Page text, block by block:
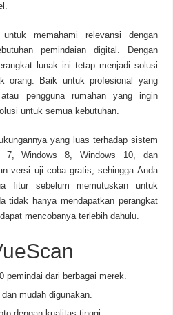
memahami relevansi dengan
pemindaian digital. Dengan
lunak ini tetap menjadi solusi
orang. Baik untuk profesional yang
pengguna rumahan yang ingin
untuk semua kebutuhan.
yang luas terhadap sistem
7, Windows 8, Windows 10, dan
versi uji coba gratis, sehingga Anda
fitur sebelum memutuskan untuk
tidak hanya mendapatkan perangkat
mencobanya terlebih dahulu.
pemindai dari berbagai merek.
mudah digunakan.